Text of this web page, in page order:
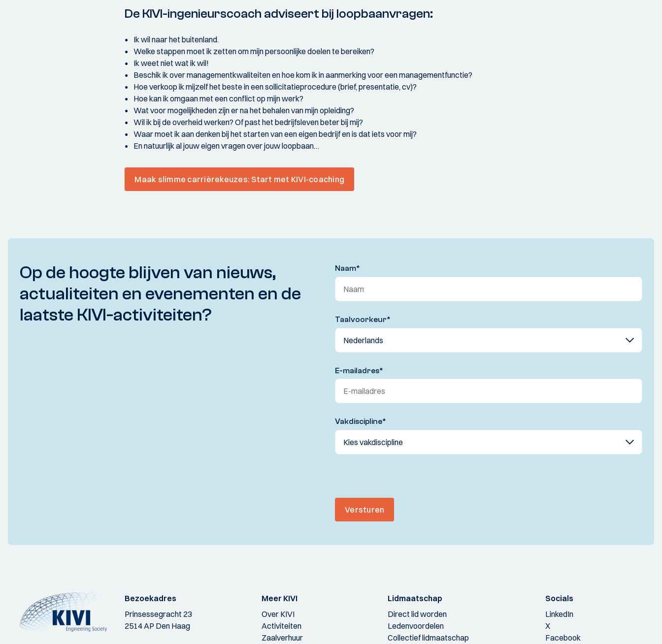
De KIVI-ingenieurscoach adviseert bij loopbaanvragen:
Ik wil naar het buitenland.
Welke stappen moet ik zetten om mijn persoonlijke doelen te bereiken?
Ik weet niet wat ik wil!
Beschik ik over managementkwaliteiten en hoe kom ik in aanmerking voor een managementfunctie?
Hoe verkoop ik mijzelf het beste in een sollicitatieprocedure (brief, presentatie, cv)?
Hoe kan ik omgaan met een conflict op mijn werk?
Wat voor mogelijkheden zijn er na het behalen van mijn opleiding?
Wil ik bij de overheid werken? Of past het bedrijfsleven beter bij mij?
Waar moet ik aan denken bij het starten van een eigen bedrijf en is dat iets voor mij?
En natuurlijk al jouw eigen vragen over jouw loopbaan…
Maak slimme carrièrekeuzes: Start met KIVI-coaching
Op de hoogte blijven van nieuws,
actualiteiten en evenementen en de
laatste KIVI-activiteiten?
Naam*
Taalvoorkeur*
E-mailadres*
Vakdiscipline*
Versturen
Bezoekadres
Prinsessegracht 23
2514 AP Den Haag
Meer KIVI
Over KIVI
Activiteiten
Zaalverhuur
Lidmaatschap
Direct lid worden
Ledenvoordelen
Collectief lidmaatschap
Socials
LinkedIn
X
Facebook